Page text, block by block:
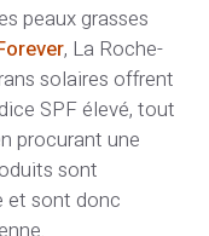
peaux grasses
, La Roche-
solaires offrent
SPF élevé, tout
procurant une
sont
et sont donc